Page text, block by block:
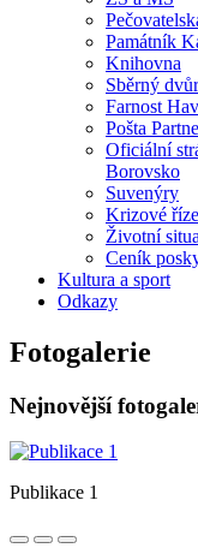
Památník
Knihovna
Sběrný
Farnost
Pošta
Oficiální
Borovsko
Suvenýry
Krizové
Životní
Ceník
Kultura a sport
Odkazy
Fotogalerie
Nejnovější
Publikace 1